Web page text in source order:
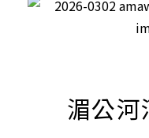
湄公河